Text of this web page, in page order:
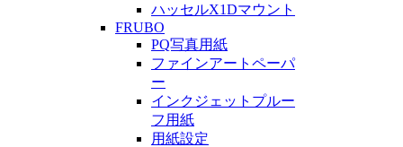
ハッセルX1Dマウント
FRUBO
PQ写真用紙
ファインアートペーパ
ー
インクジェットプルー
フ用紙
用紙設定